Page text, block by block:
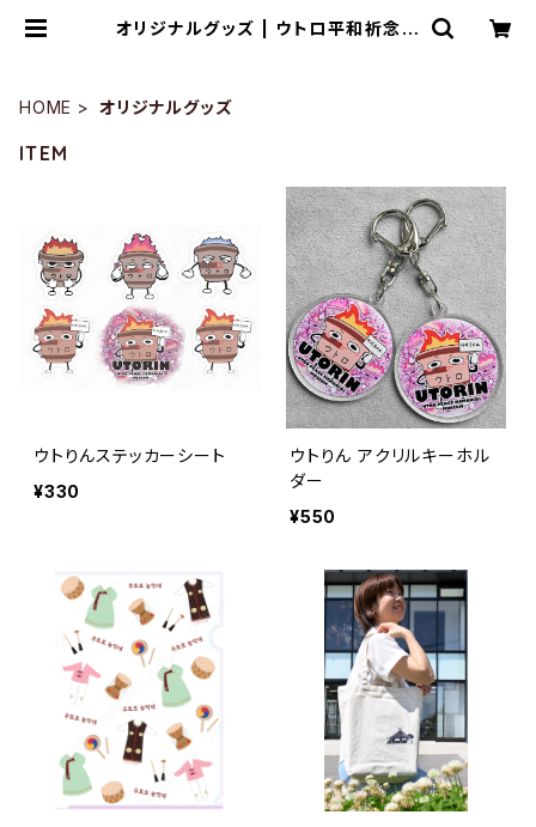
オリジナルグッズ | ウトロ平和祈念館
HOME オリジナルグッズ
ITEM
ウトりんステッカーシート
¥330
ウトりん アクリルキーホル
ダー
¥550